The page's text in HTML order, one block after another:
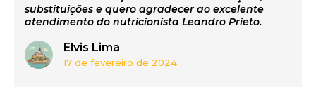
substituições e quero agradecer ao excelente
atendimento do nutricionista Leandro Prieto.
Elvis Lima
17 de fevereiro de 2024